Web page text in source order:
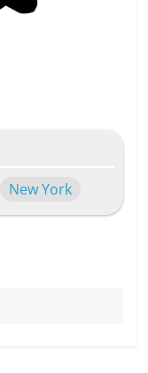
New York